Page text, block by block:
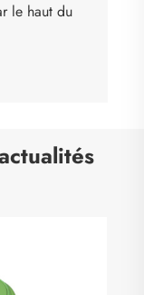
le haut du